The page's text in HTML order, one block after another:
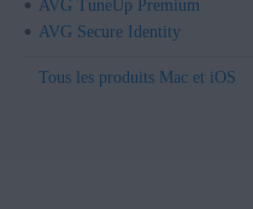
AVG TuneUp Premium
AVG Secure Identity
Tous les produits Mac et iOS